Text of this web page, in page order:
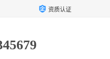
资质认证